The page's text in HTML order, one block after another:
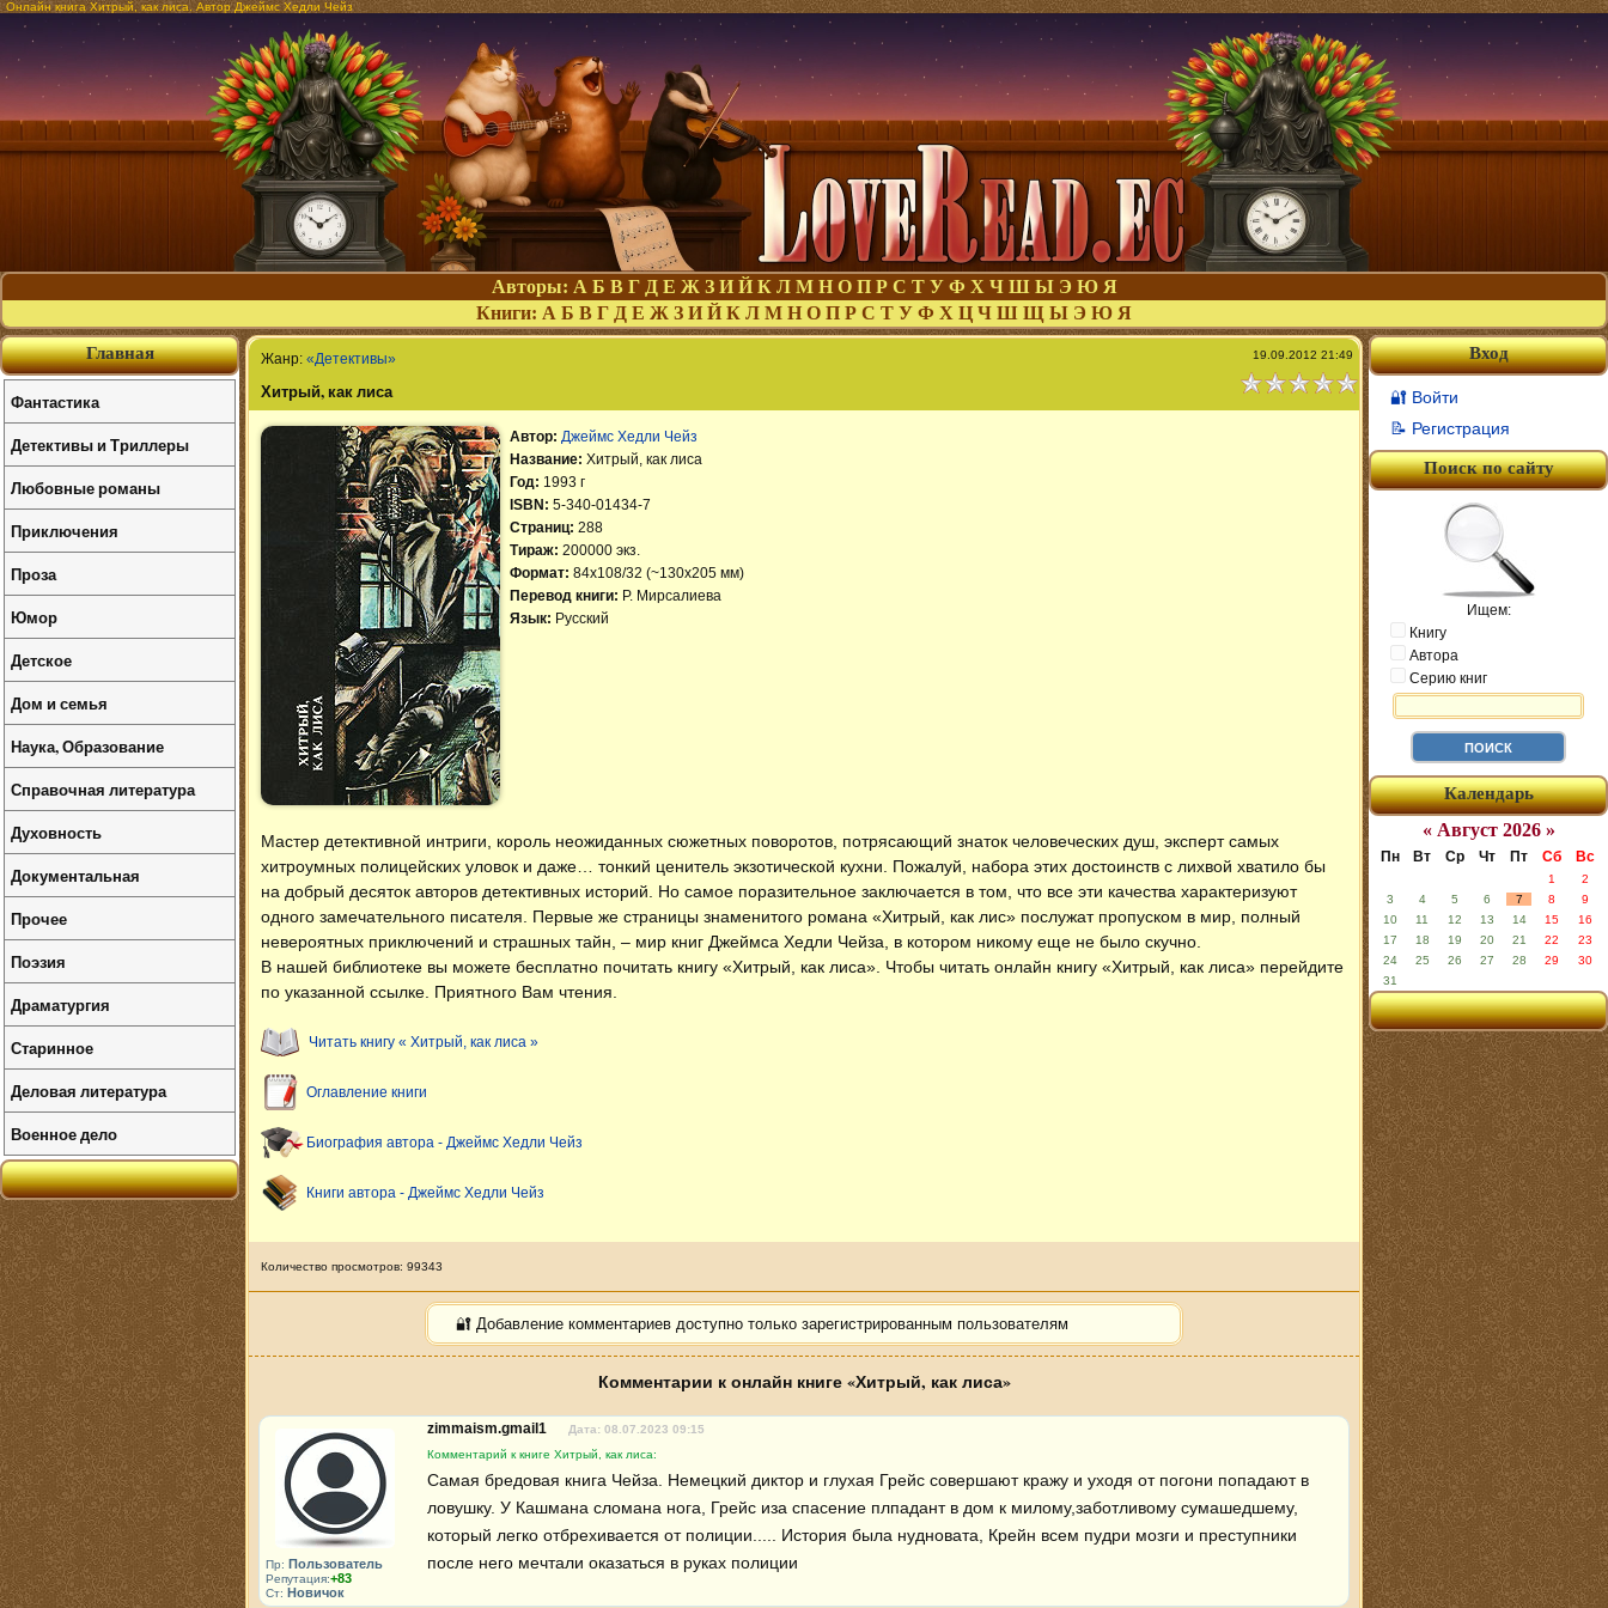
Онлайн книга Хитрый, как лиса. Автор Джеймс Хедли Чейз
Авторы: А Б В Г Д Е Ж З И Й К Л М Н О П Р С Т У Ф Х Ч Ш Ы Э Ю Я
Книги: А Б В Г Д Е Ж З И Й К Л М Н О П Р С Т У Ф Х Ц Ч Ш Щ Ы Э Ю Я
Жанр: «Детективы»
Хитрый, как лиса
19.09.2012 21:49
Автор: Джеймс Хедли Чейз
Название: Хитрый, как лиса
Год: 1993 г
ISBN: 5-340-01434-7
Страниц: 288
Тираж: 200000 экз.
Формат: 84x108/32 (~130х205 мм)
Перевод книги: Р. Мирсалиева
Язык: Русский
Мастер детективной интриги, король неожиданных сюжетных поворотов, потрясающий знаток человеческих душ, эксперт самых
хитроумных полицейских уловок и даже… тонкий ценитель экзотической кухни. Пожалуй, набора этих достоинств с лихвой хватило бы
на добрый десяток авторов детективных историй. Но самое поразительное заключается в том, что все эти качества характеризуют
одного замечательного писателя. Первые же страницы знаменитого романа «Хитрый, как лис» послужат пропуском в мир, полный
невероятных приключений и страшных тайн, – мир книг Джеймса Хедли Чейза, в котором никому еще не было скучно.
В нашей библиотеке вы можете бесплатно почитать книгу «Хитрый, как лиса» . Чтобы читать онлайн книгу «Хитрый, как лиса» перейдите
по указанной ссылке. Приятного Вам чтения.
Читать книгу « Хитрый, как лиса »
Оглавление книги
Биография автора - Джеймс Хедли Чейз
Книги автора - Джеймс Хедли Чейз
Количество просмотров: 99343
🔐 Добавление комментариев доступно только зарегистрированным пользователям
Комментарии к онлайн книге «Хитрый, как лиса»
Пр: Пользователь
Репутация:+83
Ст: Новичок
zimmaism.gmail1
Дата: 08.07.2023 09:15
Комментарий к книге Хитрый, как лиса:
Самая бредовая книга Чейза. Немецкий диктор и глухая Грейс совершают кражу и уходя от погони попадают в
ловушку. У Кашмана сломана нога, Грейс иза спасение плпадант в дом к милому,заботливому сумашедшему,
который легко отбрехивается от полиции..... История была нудновата, Крейн всем пудри мозги и преступники
после него мечтали оказаться в руках полиции
Вход
🔐 Войти
📝 Регистрация
Поиск по сайту
Ищем:
Книгу
Автора
Серию книг
Календарь
« Август 2026 »
Пн Вт Ср Чт Пт Сб Вс
1
2
3
4 5 6 7 8
9
10
11 12 13 14 15
16
17
18 19 20 21 22
23
24
25 26 27 28 29
30
31
Главная
Фантастика
Детективы и Триллеры
Любовные романы
Приключения
Проза
Юмор
Детское
Дом и семья
Наука, Образование
Справочная литература
Духовность
Документальная
Прочее
Поэзия
Драматургия
Старинное
Деловая литература
Военное дело